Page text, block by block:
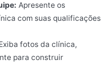
Apresente os
com suas qualificações
fotos da clínica,
para construir